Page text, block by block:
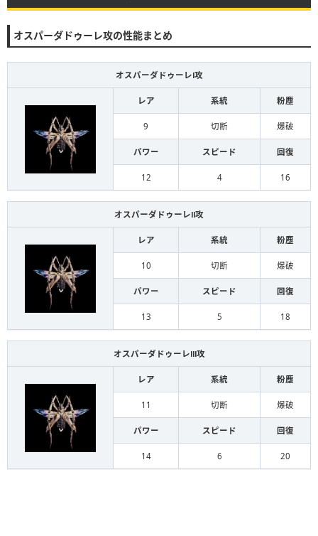
オスパーダドゥーレ攻の性能まとめ
オスパーダドゥーレⅠ攻
レア 系統 粉塵
9 切断 爆破
パワー スピード 回復
12 4 16
オスパーダドゥーレⅡ攻
レア 系統 粉塵
10 切断 爆破
パワー スピード 回復
13 5 18
オスパーダドゥーレⅢ攻
レア 系統 粉塵
11 切断 爆破
パワー スピード 回復
14 6 20